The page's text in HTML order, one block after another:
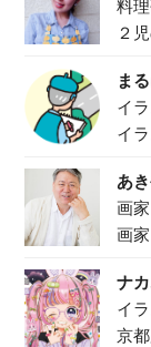
料
２
ま
イ
イ
あ
画
画
ナ
イ
京